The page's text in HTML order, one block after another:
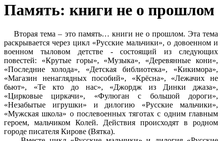
Память: книги не о прошлом
Вторая тема – это память… книги не о прошлом. Эта тема
раскрывается через цикл «Русские мальчики», о довоенном и
военном тыловом детстве - состоящий из следующих
повестей: «Крутые горы», «Музыка», «Деревянные кони»,
«Последние холода», «Детская библиотека», «Кикимора»,
«Магазин ненаглядных пособий», «Крёсна», «Лежачих не
бьют», «Те кто до нас», «Джордж из Динки джаза»,
«Цирковые циркачи», «Фулюган с большой дороги»,
«Незабытые игрушки» и дилогию «Русские мальчики»,
«Мужская школа» о послевоенных тяготах с одним главным
героем, мальчиком Колей. Действия происходят в родном
городе писателя Кирове (Вятка).